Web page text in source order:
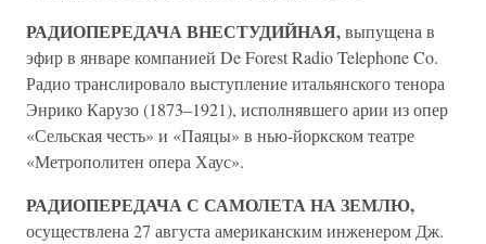
РАДИОПЕРЕДАЧА ВНЕСТУДИЙНАЯ,выпущена в
эфир в январе компанией De Forest Radio Telephone Co.
Радио транслировало выступление итальянского тенора
Энрико Карузо (1873–1921), исполнявшего арии из опер
«Сельская честь» и «Паяцы» в нью-йоркском театре
«Метрополитен опера Хаус».
РАДИОПЕРЕДАЧА С САМОЛЕТА НА ЗЕМЛЮ,
осуществлена 27 августа американским инженером Дж.